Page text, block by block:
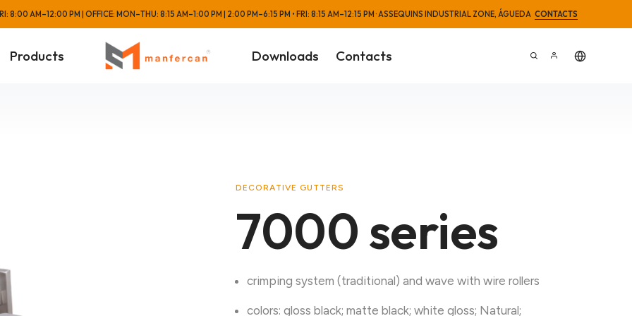
AM–12:00 PM | OFFICE: MON–THU: 8:15 AM–1:00 PM | 2:00 PM–6:15 PM • FRI: 8:15 AM–12:15 PM · ASSEQUINS INDUSTRIAL ZONE, ÁGUEDA CONTACTS
Products Downloads Contacts
DECORATIVE GUTTERS
7000 series
crimping system (traditional) and wave with wire rollers
colors: gloss black; matte black; white gloss; Natural;